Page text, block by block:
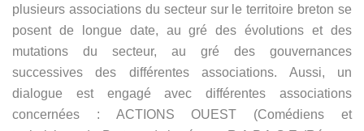
plusieurs associations du secteur sur le territoire breton se
posent de longue date, au gré des évolutions et des
mutations du secteur, au gré des gouvernances
successives des différentes associations. Aussi, un
dialogue est engagé avec différentes associations
concernées : ACTIONS OUEST (Comédiens et